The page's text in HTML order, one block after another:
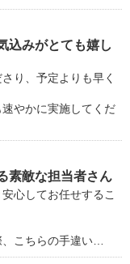
込みがとても嬉し
り、予定よりも早く
やかに実施してくだ
素敵な担当者さん
心してお任せするこ
こちらの手違い…